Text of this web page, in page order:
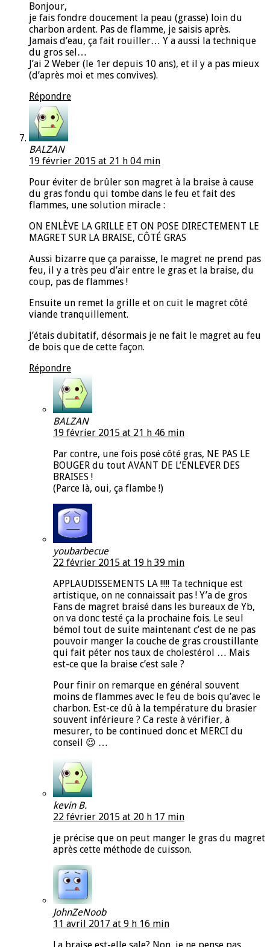
Bonjour,
je fais fondre doucement la peau (grasse) loin du
charbon ardent. Pas de flamme, je saisis après.
Jamais d’eau, ça fait rouiller… Y a aussi la technique
du gros sel…
J’ai 2 Weber (le 1er depuis 10 ans), et il y a pas mieux
(d’après moi et mes convives).
Répondre
BALZAN
19 février 2015 at 21 h 04 min
Pour éviter de brûler son magret à la braise à cause
du gras fondu qui tombe dans le feu et fait des
flammes, une solution miracle :
ON ENLÈVE LA GRILLE ET ON POSE DIRECTEMENT LE
MAGRET SUR LA BRAISE, CÔTÉ GRAS
Aussi bizarre que ça paraisse, le magret ne prend pas
feu, il y a très peu d’air entre le gras et la braise, du
coup, pas de flammes !
Ensuite un remet la grille et on cuit le magret côté
viande tranquillement.
J’étais dubitatif, désormais je ne fait le magret au feu
de bois que de cette façon.
Répondre
BALZAN
19 février 2015 at 21 h 46 min
Par contre, une fois posé côté gras, NE PAS LE
BOUGER du tout AVANT DE L’ENLEVER DES
BRAISES !
(Parce là, oui, ça flambe !)
youbarbecue
22 février 2015 at 19 h 39 min
APPLAUDISSEMENTS LA !!!!! Ta technique est
artistique, on ne connaissait pas ! Y’a de gros
Fans de magret braisé dans les bureaux de Yb,
on va donc testé ça la prochaine fois. Le seul
bémol tout de suite maintenant c’est de ne pas
pouvoir manger la couche de gras croustillante
qui fait péter nos taux de cholestérol … Mais
est-ce que la braise c’est sale ?
Pour finir on remarque en général souvent
moins de flammes avec le feu de bois qu’avec le
charbon. Est-ce dû à la température du brasier
souvent inférieure ? Ca reste à vérifier, à
mesurer, to be continued donc et MERCI du
conseil 😉 …
kevin B.
22 février 2015 at 20 h 17 min
je précise que on peut manger le gras du magret
après cette méthode de cuisson.
JohnZeNoob
11 avril 2017 at 9 h 16 min